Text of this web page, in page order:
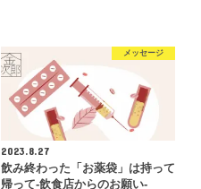
メッセージ
2023.8.27
飲み終わった「お薬袋」は持って
帰って-飲食店からのお願い-